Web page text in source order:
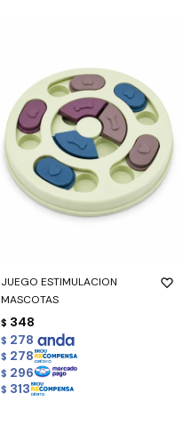
JUEGO ESTIMULACION
MASCOTAS
$ 348
$ 278
$ 278
$ 296
$ 313